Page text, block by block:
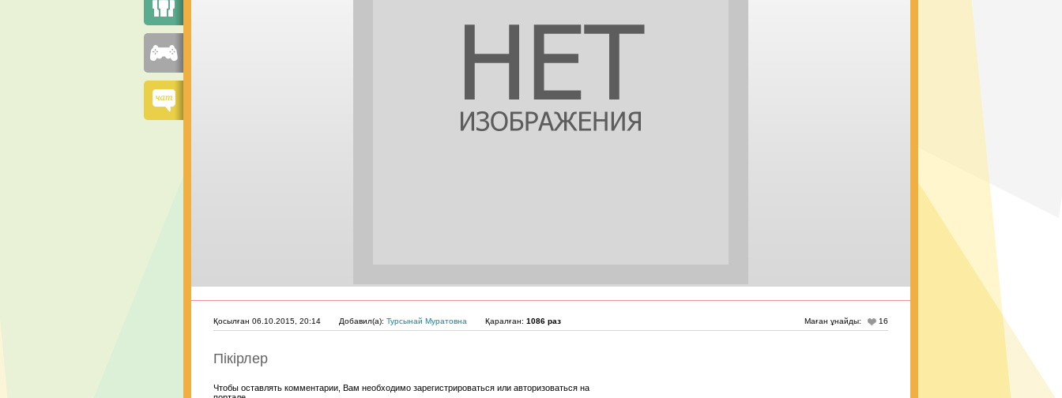
Қосылған 06.10.2015, 20:14 Добавил(а): Турсынай Муратовна Қаралған: 1086 раз 16
Маған ұнайды:
Пікірлер
Чтобы оставлять комментарии, Вам необходимо зарегистрироваться или авторизоваться на